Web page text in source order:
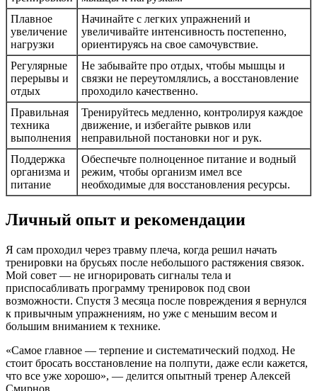
Плавное
увеличение
нагрузки
Начинайте с легких упражнений и
увеличивайте интенсивность постепенно,
ориентируясь на свое самочувствие.
Регулярные
перерывы и
отдых
Не забывайте про отдых, чтобы мышцы и
связки не переутомлялись, а восстановление
проходило качественно.
Правильная
техника
выполнения
Тренируйтесь медленно, контролируя каждое
движение, и избегайте рывков или
неправильной постановки ног и рук.
Поддержка
организма и
питание
Обеспечьте полноценное питание и водный
режим, чтобы организм имел все
необходимые для восстановления ресурсы.
Личный опыт и рекомендации
Я сам проходил через травму плеча, когда решил начать
тренировки на брусьях после небольшого растяжения связок.
Мой совет — не игнорировать сигналы тела и
приспосабливать программу тренировок под свои
возможности. Спустя 3 месяца после повреждения я вернулся
к привычным упражнениям, но уже с меньшим весом и
большим вниманием к технике.
«Самое главное — терпение и систематический подход. Не
стоит бросать восстановление на полпути, даже если кажется,
что все уже хорошо», — делится опытный тренер Алексей